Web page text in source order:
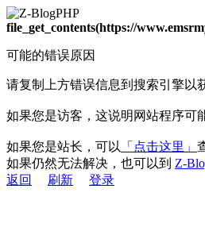
file_get_contents(https://
可能的错误原因
请复制上方错误信息到搜索引擎以
如果您是访客，这说明网站程序可
如果您是站长，可以 「点击这里」
如果仍然无法解决，也可以到 Z-
返回
刷新 登录